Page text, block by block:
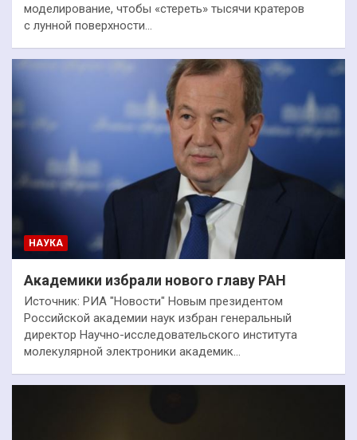
моделирование, чтобы «стереть» тысячи кратеров
с лунной поверхности…
НАУКА
Академики избрали нового главу РАН
Источник: РИА "Новости" Новым президентом
Российской академии наук избран генеральный
директор Научно-исследовательского института
молекулярной электроники академик…